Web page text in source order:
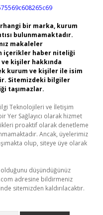
bir marka, kurum
bulunmamaktadır.
makaleler
içerikler haber niteliği
kişiler hakkında
kurum ve kişiler ile isim
Sitemizdeki bilgiler
taşımazlar.
Teknolojileri ve İletişim
Yer Sağlayıcı olarak hizmet
proaktif olarak denetleme
Ancak, üyelerimiz
olup, siteye üye olarak
olduğunu düşündüğünüz
adresine bildirmeniz
sitemizden kaldırılacaktır.